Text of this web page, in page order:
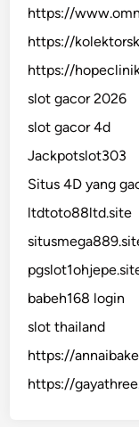
https://
https://
https://
slot gacor 2026
slot gacor 4d
Jackpotslot303
Situs 4D yang
ltdtoto88ltd.site
babeh168 login
slot thailand
https://
https://